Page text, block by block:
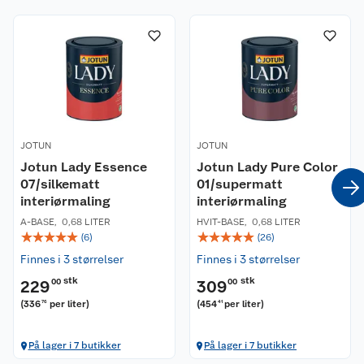
JOTUN
Jotun Lady Essence
07/silkematt
interiørmaling
A-BASE, 0,68 LITER
☆☆☆☆☆ (6)
Finnes i 3 størrelser
22900 stk
(33676 per liter)
På lager i 7 butikker
JOTUN
Jotun Lady Pure Color
01/supermatt
interiørmaling
HVIT-BASE, 0,68 LITER
☆☆☆☆☆ (26)
Finnes i 3 størrelser
30900 stk
(454 41 per liter)
På lager i 7 butikker
Nyheter
Våre butikker
Våre merkevarer
Coop kjeder
Ledige stillinger
Bærekraft
Kontakt oss
Angre- og returrett
Reklamasjon og garanti
Ofte stilte spørsmål
Betalingsalternativer
Leveringsalternativer
Pakkesporing
Kjøpsvilkår
Åpent kjøp
Coop medlem
Klikk og hent
Festdrakter til hele familien
Hagemøbler og utemøbler